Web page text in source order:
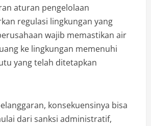
aturan pengelolaan
regulasi lingkungan yang
wajib memastikan air
ke lingkungan memenuhi
yang telah ditetapkan
konsekuensinya bisa
dari sanksi administratif,